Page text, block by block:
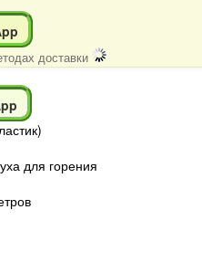
доставки
для горения